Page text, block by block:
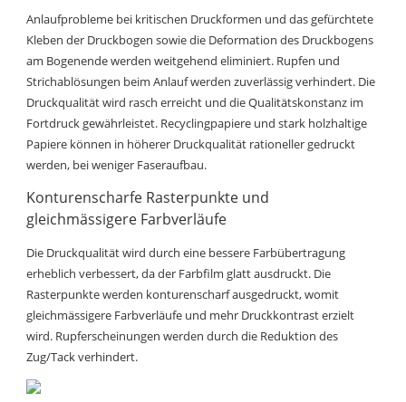
Anlaufprobleme bei kritischen Druckformen und das gefürchtete
Kleben der Druckbogen sowie die Deformation des Druckbogens
am Bogenende werden weitgehend eliminiert. Rupfen und
Strichablösungen beim Anlauf werden zuverlässig verhindert. Die
Druckqualität wird rasch erreicht und die Qualitätskonstanz im
Fortdruck gewährleistet. Recyclingpapiere und stark holzhaltige
Papiere können in höherer Druckqualität rationeller gedruckt
werden, bei weniger Faseraufbau.
Konturenscharfe Rasterpunkte und
gleichmässigere Farbverläufe
Die Druckqualität wird durch eine bessere Farbübertragung
erheblich verbessert, da der Farbfilm glatt ausdruckt. Die
Rasterpunkte werden konturenscharf ausgedruckt, womit
gleichmässigere Farbverläufe und mehr Druckkontrast erzielt
wird. Rupferscheinungen werden durch die Reduktion des
Zug/Tack verhindert.